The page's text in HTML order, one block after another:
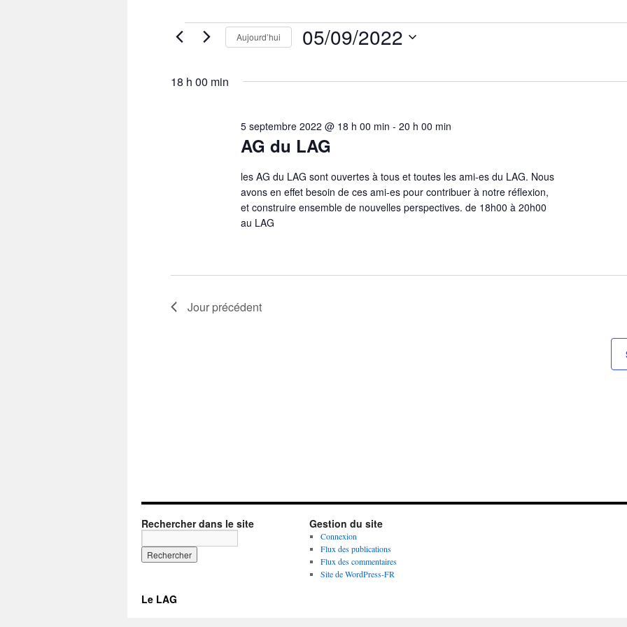
Évènements
for
2022
Aujourd’hui 05/09/2022
date.
18 h 00 min
AG du LAG
5 septembre 2022 @ 18 h 00 min -20 h 00 min
les AG du LAG sont ouvertes à tous et toutes les ami-es du LAG. Nous
avons en effet besoin de ces ami-es pour contribuer à notre réflexion,
et construire ensemble de nouvelles perspectives. de 18h00 à 20h00
au LAG
Jour précédent
Rechercher dans le site Gestion du site
Connexion
Flux des publications
Flux des commentaires
Site de WordPress-FR
Le LAG